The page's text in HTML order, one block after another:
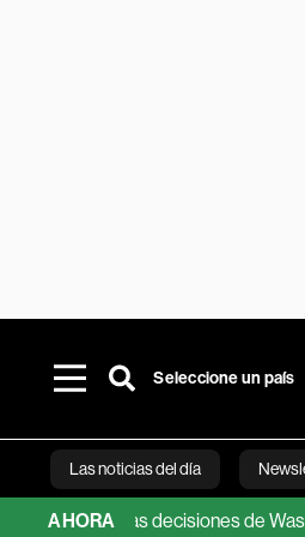
Seleccione un país
Las noticias del día
AHORA
tras decisiones de Washington